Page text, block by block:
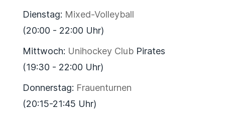
Dienstag: Mixed-Volleyball
(20:00 - 22:00 Uhr)
Mittwoch: Unihockey ClubPirates
(19:30 - 22:00 Uhr)
Donnerstag: Frauenturnen
(20:15-21:45 Uhr)